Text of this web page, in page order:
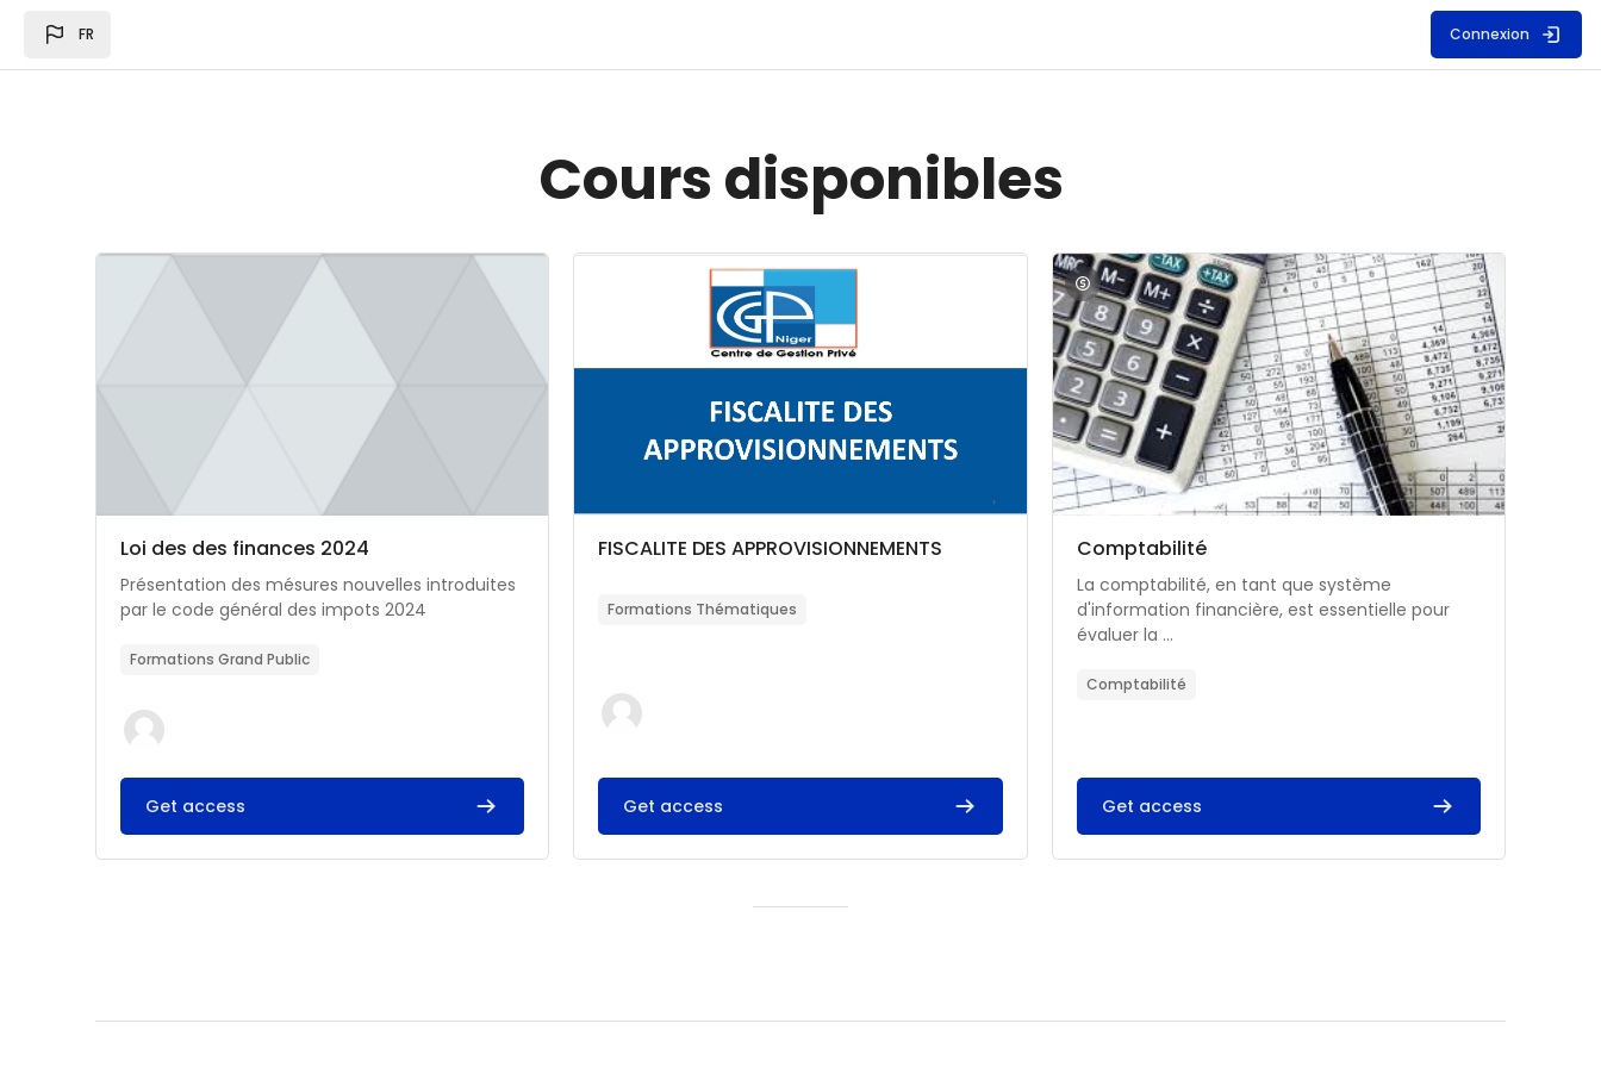
FR Connexion
Cours disponibles
Image du cours Loi des des finances 2024
Catégorie de cours
Nom du cours
Loi des des finances 2024
Résumé du cours :
Présentation des mésures nouvelles introduites
par le code général des impots 2024
Formations Grand Public
Get access
Image du cours FISCALITE DES APPROVISIONNEMENTS
Catégorie de cours
Nom du cours
FISCALITE DES APPROVISIONNEMENTS
Formations Thématiques
Get access
Image du cours Comptabilité
Catégorie de cours
Nom du cours
Comptabilité
Résumé du cours :
La comptabilité, en tant que système
d'information financière, est essentielle pour
évaluer la ...
Comptabilité
Get access